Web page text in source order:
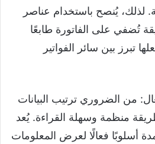
لذلك، يُنصح باستخدام عناصر
تُضفي على الفاتورة طابعًا
تبرز بين سائر الفواتير
من الضروري ترتيب البيانات
منظمة وسهلة القراءة. يُعد
أسلوبًا فعالًا لعرض المعلومات